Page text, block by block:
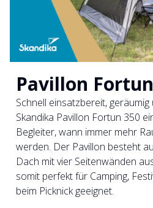
Pavillon
Schnell einsatzbereit,
Skandika Pavillon Fortun 350
Begleiter, wann immer mehr
werden. Der Pavillon besteht
Dach mit vier Seitenwänden
somit perfekt für Camping,
beim Picknick geeignet.